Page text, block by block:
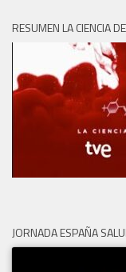
RESUMEN LA CIENCIA
JORNADA ESPAÑA